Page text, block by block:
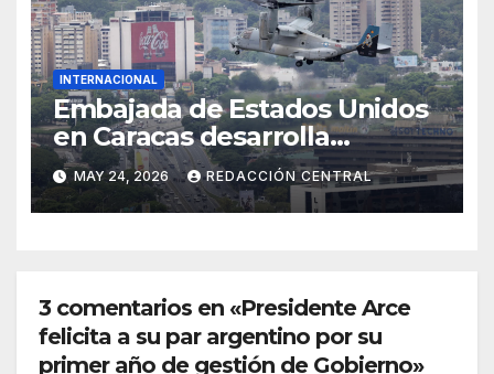
INTERNACIONAL
Embajada de Estados Unidos
en Caracas desarrolla
simulacro aéreo de
evacuación y contingencia
MAY 24, 2026 REDACCIÓN CENTRAL
3 comentarios en «Presidente Arce
felicita a su par argentino por su
primer año de gestión de Gobierno»